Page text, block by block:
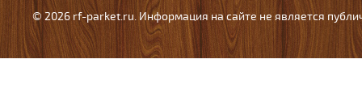
© 2026 rf-parket.ru. Информация на сайте не является